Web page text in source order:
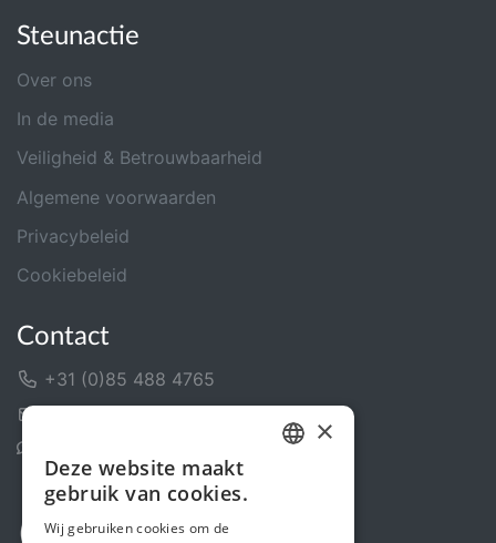
Steunactie
Over ons
In de media
Veiligheid & Betrouwbaarheid
Algemene voorwaarden
Privacybeleid
Cookiebeleid
Contact
+31 (0)85 488 4765
×
Deze website maakt
gebruik van cookies.
Wij gebruiken cookies om de